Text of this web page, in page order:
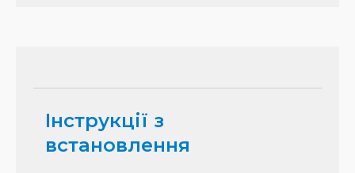
Інструкції з
встановлення